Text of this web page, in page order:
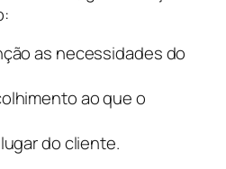
as necessidades do
ao que o
do cliente.